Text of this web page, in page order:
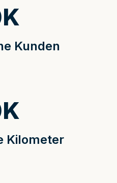
Kunden
K
Kilometer
K